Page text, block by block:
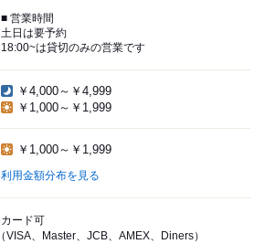
■ 営業時間
土日は要予約
18:00~は貸切のみの営業です
￥4,000～￥4,999
￥1,000～￥1,999
￥1,000～￥1,999
利用金額分布を見る
カード可
（VISA、Master、JCB、AMEX、Diners）